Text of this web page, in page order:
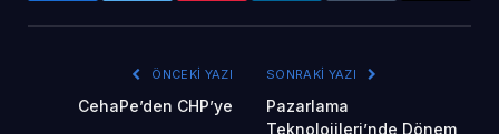
ÖNCEKI YAZI
CehaPe’den CHP’ye
SONRAKI YAZI
Pazarlama
Teknolojileri’nde Dönem